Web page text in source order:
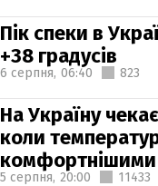
Пік спеки в
+38 градусів
6 серпня, 06:40 823
На Україну
коли
комфортнішими
5 серпня, 20:00 11433